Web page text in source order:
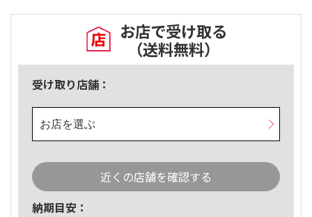
お店で受け取る
（送料無料）
受け取り店舗：
お店を選ぶ
近くの店舗を確認する
納期目安：